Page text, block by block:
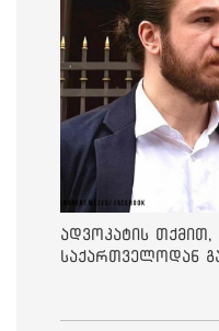
ადვოკატის
საქართველოდან